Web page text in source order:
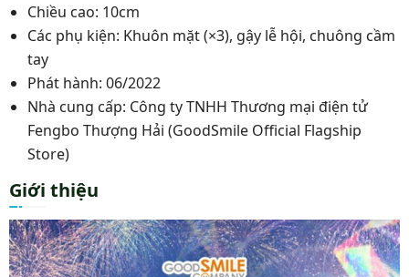
Chiều cao: 10cm
Các phụ kiện: Khuôn mặt (×3), gậy lễ hội, chuông cầm
tay
Phát hành: 06/2022
Nhà cung cấp: Công ty TNHH Thương mại điện tử
Fengbo Thượng Hải (GoodSmile Official Flagship
Store)
Giới thiệu